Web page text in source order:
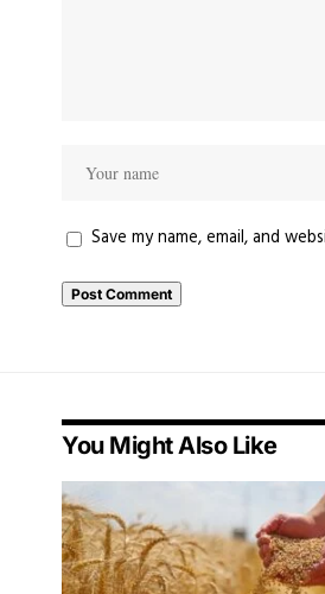
Save my name, email, and
You Might Also Like